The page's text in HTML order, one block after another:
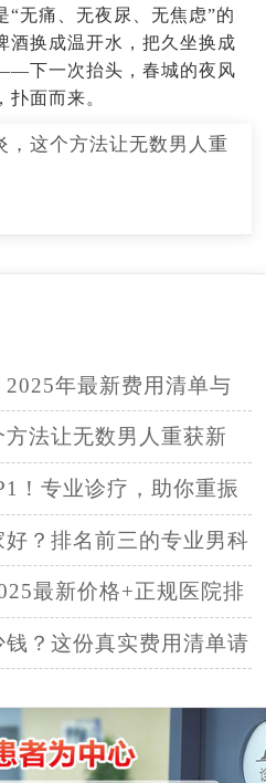
“无痛、无夜尿、无焦虑”的
酒换成温开水，把久坐换成
下一次抬头，春城的夜风
面而来。
，这个方法让无数男人重
年最新费用清单与
法让无数男人重获新
！专业诊疗，助你重振
？排名前三的专业男科
馈！最新价格+正规医院排
？这份真实费用清单请